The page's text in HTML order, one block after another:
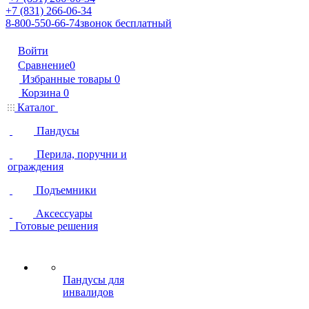
+7 (831) 266-06-34
8-800-550-66-74звонок бесплатный
Войти
Сравнение0
Избранные товары 0
Корзина 0
Каталог
Пандусы
Перила, поручни и
ограждения
Подъемники
Аксессуары
Готовые решения
Пандусы для
инвалидов